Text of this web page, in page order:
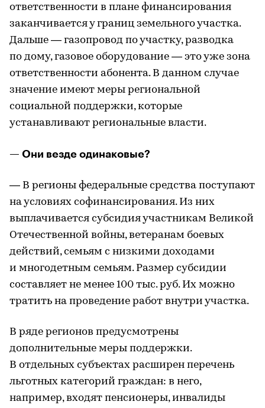
ответственности в плане финансирования
заканчивается у границ земельного участка.
Дальше — газопровод по участку, разводка
по дому, газовое оборудование — это уже зона
ответственности абонента. В данном случае
значение имеют меры региональной
социальной поддержки, которые
устанавливают региональные власти.
— Они везде одинаковые?
— В регионы федеральные средства поступают
на условиях софинансирования. Из них
выплачивается субсидия участникам Великой
Отечественной войны, ветеранам боевых
действий, семьям с низкими доходами
и многодетным семьям. Размер субсидии
составляет не менее 100 тыс. руб. Их можно
тратить на проведение работ внутри участка.
В ряде регионов предусмотрены
дополнительные меры поддержки.
В отдельных субъектах расширен перечень
льготных категорий граждан: в него,
например, входят пенсионеры, инвалиды